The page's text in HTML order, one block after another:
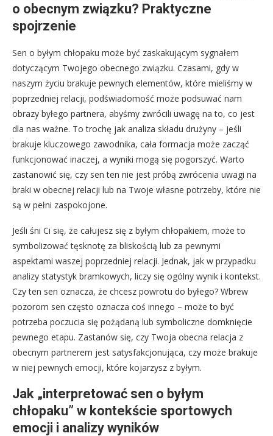
o obecnym związku? Praktyczne
spojrzenie
Sen o byłym chłopaku może być zaskakującym sygnałem
dotyczącym Twojego obecnego związku. Czasami, gdy w
naszym życiu brakuje pewnych elementów, które mieliśmy w
poprzedniej relacji, podświadomość może podsuwać nam
obrazy byłego partnera, abyśmy zwrócili uwagę na to, co jest
dla nas ważne. To trochę jak analiza składu drużyny – jeśli
brakuje kluczowego zawodnika, cała formacja może zacząć
funkcjonować inaczej, a wyniki mogą się pogorszyć. Warto
zastanowić się, czy sen ten nie jest próbą zwrócenia uwagi na
braki w obecnej relacji lub na Twoje własne potrzeby, które nie
są w pełni zaspokojone.
Jeśli śni Ci się, że całujesz się z byłym chłopakiem, może to
symbolizować tęsknotę za bliskością lub za pewnymi
aspektami waszej poprzedniej relacji. Jednak, jak w przypadku
analizy statystyk bramkowych, liczy się ogólny wynik i kontekst.
Czy ten sen oznacza, że chcesz powrotu do byłego? Wbrew
pozorom sen często oznacza coś innego – może to być
potrzeba poczucia się pożądaną lub symboliczne domknięcie
pewnego etapu. Zastanów się, czy Twoja obecna relacja z
obecnym partnerem jest satysfakcjonująca, czy może brakuje
w niej pewnych emocji, które kojarzysz z byłym.
Jak „interpretować sen o byłym
chłopaku” w kontekście sportowych
emocji i analizy wyników